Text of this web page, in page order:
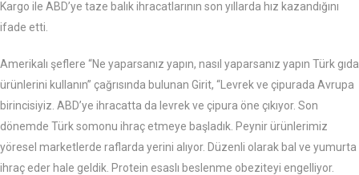
Kargo ile ABD’ye taze balık ihracatlarının son yıllarda hız kazandığını
ifade etti.
Amerikalı şeflere “Ne yaparsanız yapın, nasıl yaparsanız yapın Türk gıda
ürünlerini kullanın” çağrısında bulunan Girit, “Levrek ve çipurada Avrupa
birincisiyiz. ABD’ye ihracatta da levrek ve çipura öne çıkıyor. Son
dönemde Türk somonu ihraç etmeye başladık. Peynir ürünlerimiz
yöresel marketlerde raflarda yerini alıyor. Düzenli olarak bal ve yumurta
ihraç eder hale geldik. Protein esaslı beslenme obeziteyi engelliyor.